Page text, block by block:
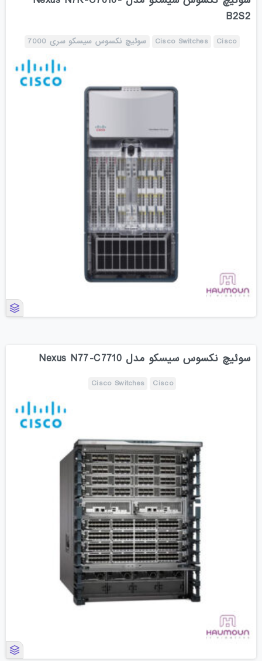
B2S2
Cisco
Cisco Switches سوئیچ نکسوس سیسکو سری 7000
سوئیچ نکسوس سیسکو مدل Nexus N77-C7710
Cisco
Cisco Switches